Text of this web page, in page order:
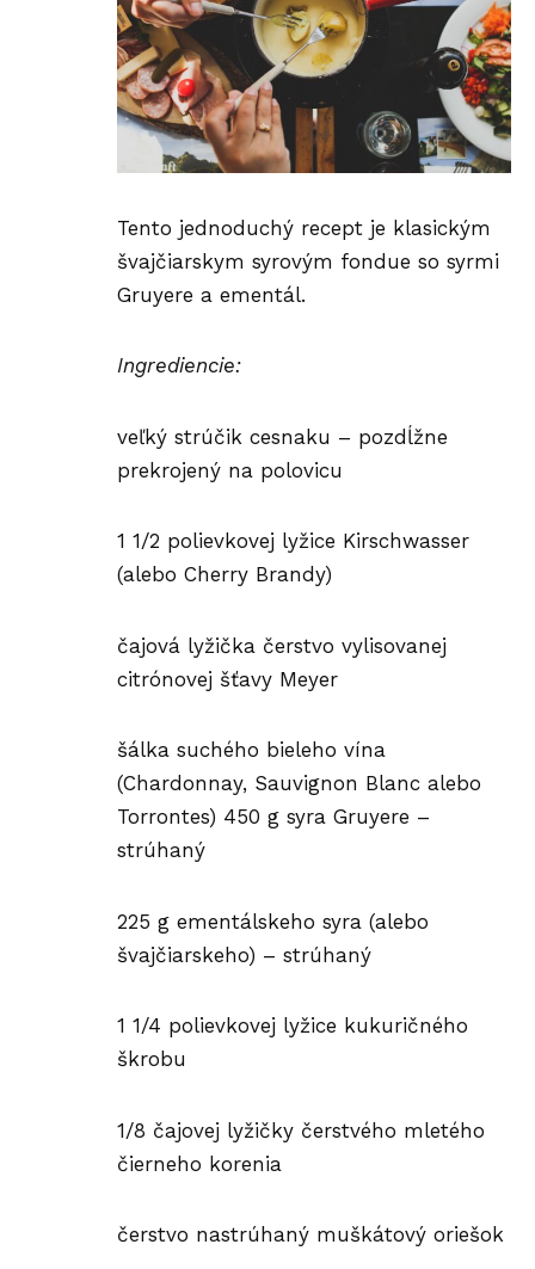
Tento jednoduchý recept je klasickým
švajčiarskym syrovým fondue so syrmi
Gruyere a ementál.
Ingrediencie:
veľký strúčik cesnaku – pozdĺžne
prekrojený na polovicu
1 1/2 polievkovej lyžice Kirschwasser
(alebo Cherry Brandy)
čajová lyžička čerstvo vylisovanej
citrónovej šťavy Meyer
šálka suchého bieleho vína
(Chardonnay, Sauvignon Blanc alebo
Torrontes) 450 g syra Gruyere –
strúhaný
225 g ementálskeho syra (alebo
švajčiarskeho) – strúhaný
1 1/4 polievkovej lyžice kukuričného
škrobu
1/8 čajovej lyžičky čerstvého mletého
čierneho korenia
čerstvo nastrúhaný muškátový oriešok